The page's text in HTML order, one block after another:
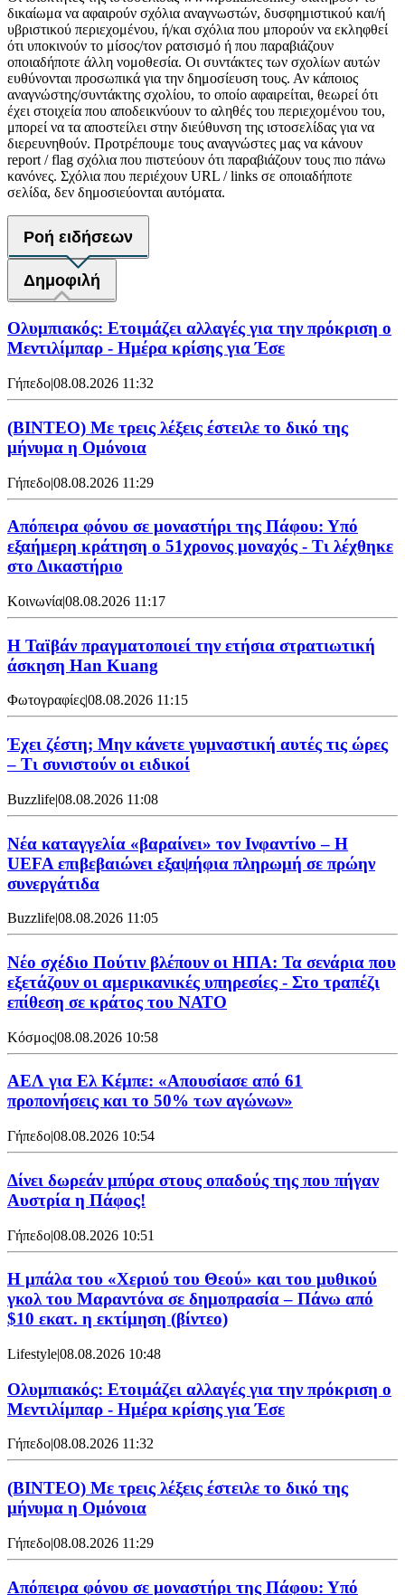
δικαίωμα να αφαιρούν σχόλια αναγνωστών, δυσφημιστικού και/ή
υβριστικού περιεχομένου, ή/και σχόλια που μπορούν να εκληφθεί
ότι υποκινούν το μίσος/τον ρατσισμό ή που παραβιάζουν
οποιαδήποτε άλλη νομοθεσία. Οι συντάκτες των σχολίων αυτών
ευθύνονται προσωπικά για την δημοσίευση τους. Αν κάποιος
αναγνώστης/συντάκτης σχολίου, το οποίο αφαιρείται, θεωρεί ότι
έχει στοιχεία που αποδεικνύουν το αληθές του περιεχομένου του,
μπορεί να τα αποστείλει στην διεύθυνση της ιστοσελίδας για να
διερευνηθούν. Προτρέπουμε τους αναγνώστες μας να κάνουν
report / flag σχόλια που πιστεύουν ότι παραβιάζουν τους πιο πάνω
κανόνες. Σχόλια που περιέχουν URL / links σε οποιαδήποτε
σελίδα, δεν δημοσιεύονται αυτόματα.
Ροή ειδήσεων
Δημοφιλή
Ολυμπιακός: Ετοιμάζει αλλαγές για την πρόκριση ο
Μεντιλίμπαρ - Ημέρα κρίσης για Έσε
Γήπεδο|08.08.2026 11:32
(ΒΙΝΤΕΟ) Με τρεις λέξεις έστειλε το δικό της
μήνυμα η Ομόνοια
Γήπεδο|08.08.2026 11:29
Απόπειρα φόνου σε μοναστήρι της Πάφου: Υπό
εξαήμερη κράτηση ο 51χρονος μοναχός - Τι λέχθηκε
στο Δικαστήριο
Κοινωνία|08.08.2026 11:17
Η Ταϊβάν πραγματοποιεί την ετήσια στρατιωτική
άσκηση Han Kuang
Φωτογραφίες|08.08.2026 11:15
Έχει ζέστη; Μην κάνετε γυμναστική αυτές τις ώρες
– Τι συνιστούν οι ειδικοί
Buzzlife|08.08.2026 11:08
Νέα καταγγελία «βαραίνει» τον Ινφαντίνο – Η
UEFA επιβεβαιώνει εξαψήφια πληρωμή σε πρώην
συνεργάτιδα
Buzzlife|08.08.2026 11:05
Νέο σχέδιο Πούτιν βλέπουν οι ΗΠΑ: Τα σενάρια που
εξετάζουν οι αμερικανικές υπηρεσίες - Στο τραπέζι
επίθεση σε κράτος του ΝΑΤΟ
Κόσμος|08.08.2026 10:58
ΑΕΛ για Ελ Κέμπε: «Απουσίασε από 61
προπονήσεις και το 50% των αγώνων»
Γήπεδο|08.08.2026 10:54
Δίνει δωρεάν μπύρα στους οπαδούς της που πήγαν
Αυστρία η Πάφος!
Γήπεδο|08.08.2026 10:51
Η μπάλα του «Χεριού του Θεού» και του μυθικού
γκολ του Μαραντόνα σε δημοπρασία – Πάνω από
$10 εκατ. η εκτίμηση (βίντεο)
Lifestyle|08.08.2026 10:48
Ολυμπιακός: Ετοιμάζει αλλαγές για την πρόκριση ο
Μεντιλίμπαρ - Ημέρα κρίσης για Έσε
Γήπεδο|08.08.2026 11:32
(ΒΙΝΤΕΟ) Με τρεις λέξεις έστειλε το δικό της
μήνυμα η Ομόνοια
Γήπεδο|08.08.2026 11:29
Απόπειρα φόνου σε μοναστήρι της Πάφου: Υπό